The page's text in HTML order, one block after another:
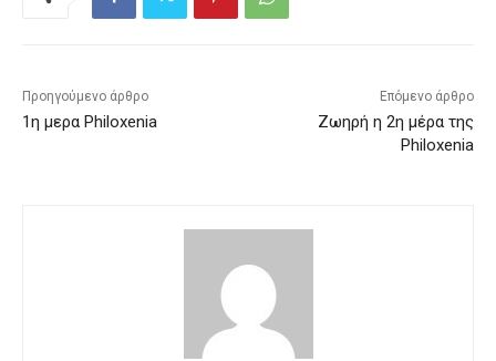
Προηγούμενο άρθρο
1η μερα Philoxenia
Επόμενο άρθρο
Ζωηρή η 2η μέρα της
Philoxenia